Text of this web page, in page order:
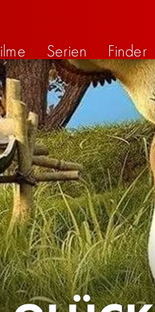
Serien Finder